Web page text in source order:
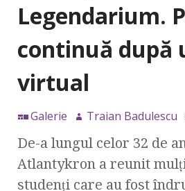
Legendarium.
continuă după
virtual
Galerie Traian Badulescu
De-a lungul celor 32 de
Atlantykron a reunit
studenți care au fost